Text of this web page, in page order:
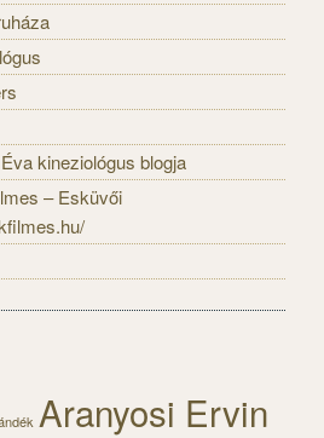
kineziológus blogja
– Esküvői
Aranyosi Ervin